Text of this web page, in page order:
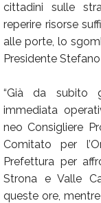
cittadini sulle
reperire risorse
alle porte, lo
Presidente
“Già da subito
immediata
neo Consigliere
Comitato per
Prefettura per
Strona e Valle
queste ore,